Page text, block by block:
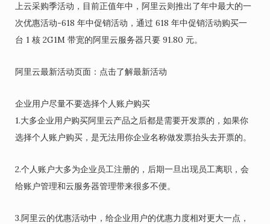
上云采购季活动，目前正值年中，阿里云则推出了年中最大的一
次优惠活动-618 年中促销活动，通过 618 年中促销活动购买一
台 1 核 2G1M 带宽的阿里云服务器只要 91.80 元。
阿里云最新活动页面：点击了解最新活动
企业用户尽量不要选择个人账户购买
1.大多企业用户购买阿里云产品之后都是需要开发票的，如果你
选择个人账户购买，是无法用你企业名称做发票抬头去开票的。
2.个人账户大多为企业员工注册的，后期一旦出现员工离职，会
给账户管理和云服务器管理带来很多不便。
3.阿里云的优惠活动中，给企业用户的优惠力度相对更大一点，